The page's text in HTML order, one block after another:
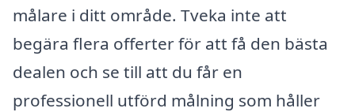
målare i ditt område. Tveka inte att
begära flera offerter för att få den bästa
dealen och se till att du får en
professionell utförd målning som håller